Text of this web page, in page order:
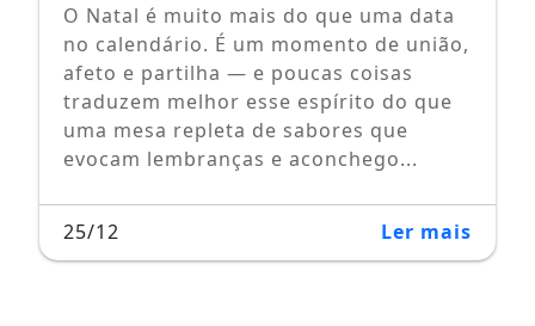
O Natal é muito mais do que uma data
no calendário. É um momento de união,
afeto e partilha — e poucas coisas
traduzem melhor esse espírito do que
uma mesa repleta de sabores que
evocam lembranças e aconchego...
25/12 Ler mais